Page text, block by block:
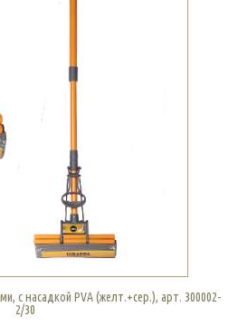
с насадкой PVA (желт.+сер.), арт. 300002-
2/30